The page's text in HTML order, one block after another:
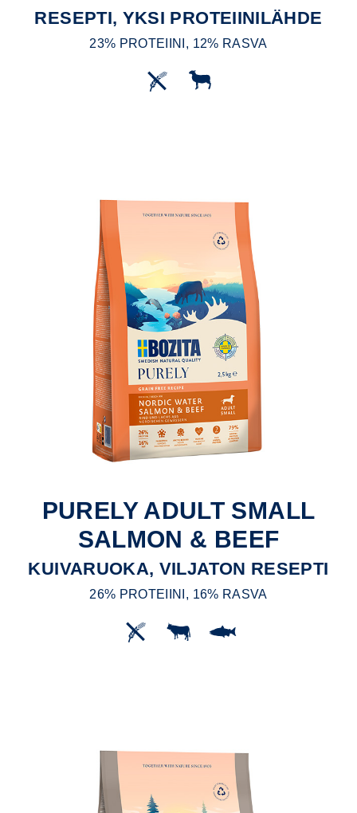
RESEPTI, YKSI PROTEIINILÄHDE
23% PROTEIINI, 12% RASVA
PURELY ADULT SMALL
SALMON & BEEF
KUIVARUOKA, VILJATON RESEPTI
26% PROTEIINI, 16% RASVA